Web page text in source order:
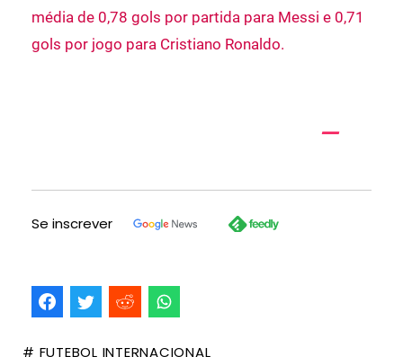
média de 0,78 gols por partida para Messi e 0,71
gols por jogo para Cristiano Ronaldo.
Se inscrever
# FUTEBOL INTERNACIONAL